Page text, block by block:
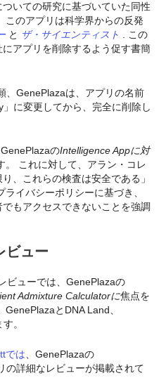
いての研究に基づいていた同性
このアプリは科学界からの反発
と ザ・サイエンティスト
. この
アプリを削除するよう促す書簡
、GenePlazaは、アプリの名前
に変更してから、完全に削除し
のIntelligence Appに対
。 これに対して、アラン・コレ
、これらの検査は安全である」
イバシーポリシーに基づき、
もアクセスできないことを強調
ビュー
ビューでは、GenePlazaの
Admixture Calculatorに焦点を
とDNA Land、
。
では 、GenePlazaの
の詳細なレビューが掲載されて